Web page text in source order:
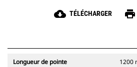
cloud_download TÉLÉCHARGER print
Longueur de pointe 1200